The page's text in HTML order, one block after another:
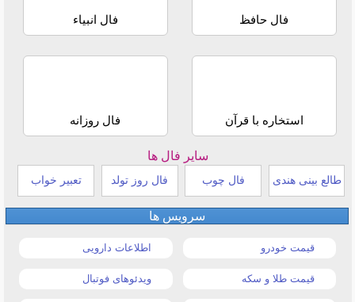
فال حافظ فال انبیاء
استخاره با قرآن فال روزانه
سایر فال ها
طالع بینی هندی فال چوب فال روز تولد تعبیر خواب
سرویس ها
قیمت خودرو اطلاعات دارویی
قیمت طلا و سکه ویدئوهای فوتبال